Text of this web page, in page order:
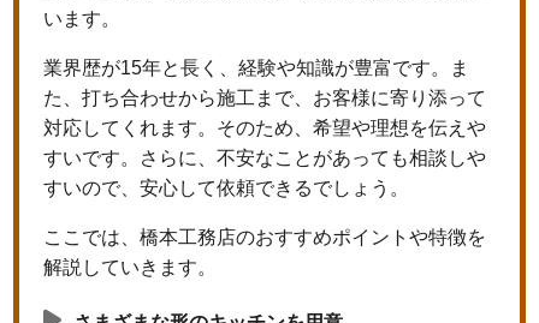
います。
業界歴が15年と長く、経験や知識が豊富です。ま
た、打ち合わせから施工まで、お客様に寄り添って
対応してくれます。そのため、希望や理想を伝えや
すいです。さらに、不安なことがあっても相談しや
すいので、安心して依頼できるでしょう。
ここでは、橋本工務店のおすすめポイントや特徴を
解説していきます。